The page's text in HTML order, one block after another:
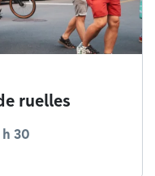
ruelles
30